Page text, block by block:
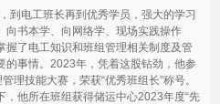
电工班长再到优秀学员，强大的学习
向书本学、向网络学、现场实践操作
握了电工知识和班组管理相关制度及管
的事情。2023年，凭着这股钻劲，他参
理技能大赛，荣获“优秀班组长”称号。
他所在班组获得储运中心2023年度“先